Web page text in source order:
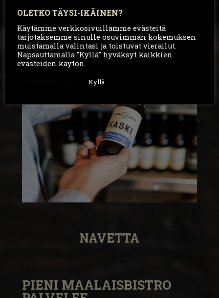
NAVETTA
PIENI MAALAISBISTRO
OLETKO TÄYSI-IKÄINEN?
Käytämme verkkosivuillamme evästeitä
tarjotaksemme sinulle osuvimman kokemuksen
muistamalla valintasi ja toistuvat vierailut.
Napsauttamalla "Kyllä" hyväksyt kaikkien
evästeiden käytön.
Kyllä